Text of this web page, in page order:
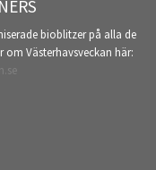
bioblitzer på alla de
om Västerhavsveckan här: